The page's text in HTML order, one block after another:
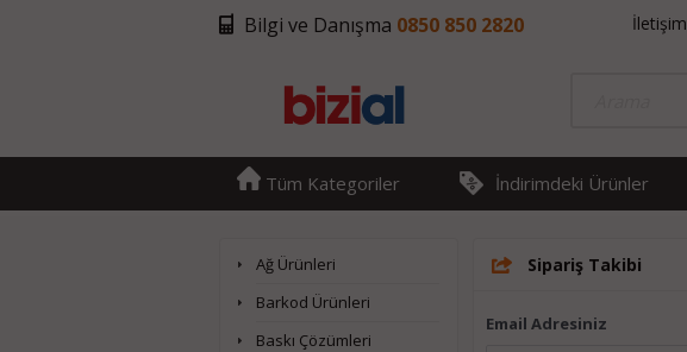
Bilgi ve Danışma 0850 850 2820 İletişim
Tüm Kategoriler İndirimdeki Ürünler
Ağ Ürünleri
Barkod Ürünleri
Baskı Çözümleri
Sipariş Takibi
Email Adresiniz